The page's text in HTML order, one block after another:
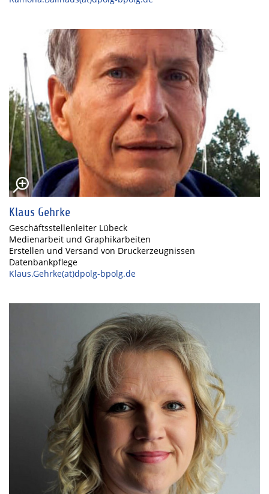
Klaus Gehrke
Geschäftsstellenleiter Lübeck
Medienarbeit und Graphikarbeiten
Erstellen und Versand von Druckerzeugnissen
Datenbankpflege
Klaus.Gehrke(at)dpolg-bpolg.de